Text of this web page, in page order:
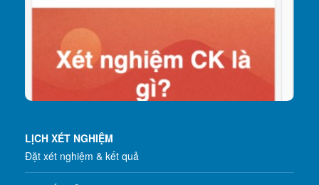
LỊCH XÉT NGHIỆM
Đặt xét nghiệm & kết quả